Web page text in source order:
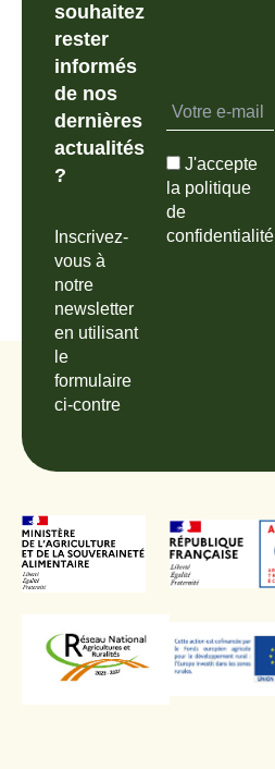
souhaitez
rester
informés
de nos
dernières
actualités
?
Inscrivez-
vous à
notre
newsletter
en utilisant
le
formulaire
ci-contre
J'accepte
la politique
de
confidentialité